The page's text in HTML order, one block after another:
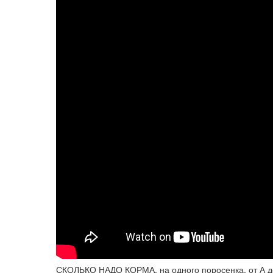
СКОЛЬКО НАДО КОРМА, на одного поросенка, от А